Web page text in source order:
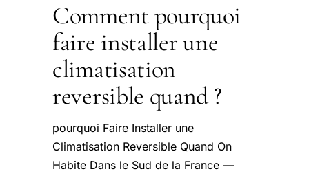
Comment pourquoi
faire installer une
climatisation
reversible quand ?
pourquoi Faire Installer une
Climatisation Reversible Quand On
Habite Dans le Sud de la France —